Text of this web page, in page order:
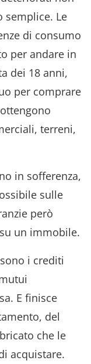
semplice. Le
di consumo
per andare in
dei 18 anni,
per comprare
terreni,
in sofferenza,
sulle
però
un immobile.
i crediti
E finisce
del
che le
acquistare.